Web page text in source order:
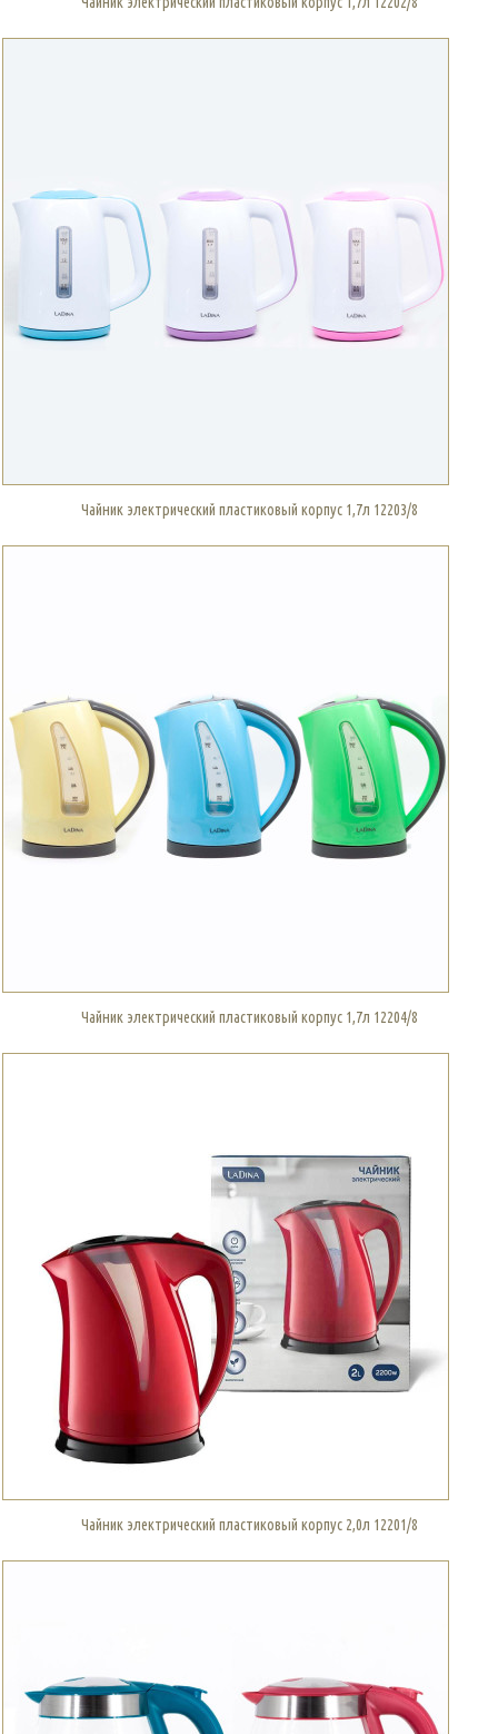
Чайник электрический пластиковый корпус 1,7л 12203/8
Чайник электрический пластиковый корпус 1,7л 12204/8
Чайник электрический пластиковый корпус 2,0л 12201/8